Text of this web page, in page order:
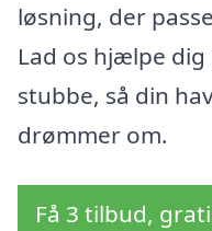
løsning, der
Lad os hjælpe
stubbe, så din
drømmer om.
Få 3 tilbud,